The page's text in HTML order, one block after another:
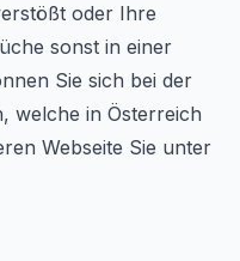
oder Ihre
sonst in einer
Sie sich bei der
welche in Österreich
Webseite Sie unter